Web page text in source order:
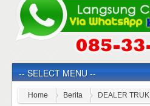
Home Berita DEALER